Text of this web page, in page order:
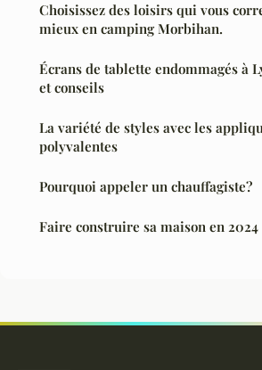
Choisissez des loisirs qui vous
mieux en camping Morbihan.
Écrans de tablette endommagés à
et conseils
La variété de styles avec les
polyvalentes
Pourquoi appeler un chauffagiste?
Faire construire sa maison en 2024